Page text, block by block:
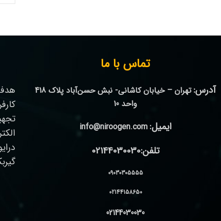
تماس با ما
آدرس:
تهران – خیابان کاشانی- نبش حسن‌آباد پلاک 418
واحد 10
ایمیل: info@niroogen.com
تلفن:02144030030
09030305555
02144158650
02144030030